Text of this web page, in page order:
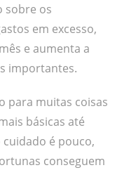
sobre os
em excesso,
e aumenta a
importantes.
para muitas coisas
básicas até
é pouco,
conseguem